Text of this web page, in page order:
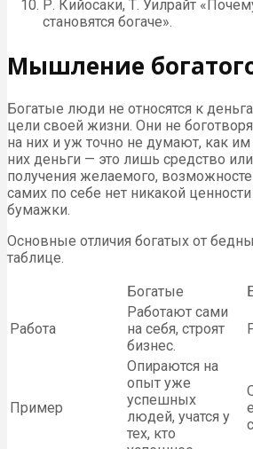
Р. Кийосаки, Т. Уилрайт
становятся богаче».
Мышление
Богатые люди не относятся к
цели своей жизни. Они не
на них и уж точно не думают, как
них деньги — это лишь средство
получения желаемого,
самих по себе нет никакой
бумажки.
Основные отличия богатых от
таблице.
Богатые
Работа
Работают сами
на себя, строят
бизнес.
Пример
Опираются на
опыт уже
успешных
людей, учатся у
тех, кто